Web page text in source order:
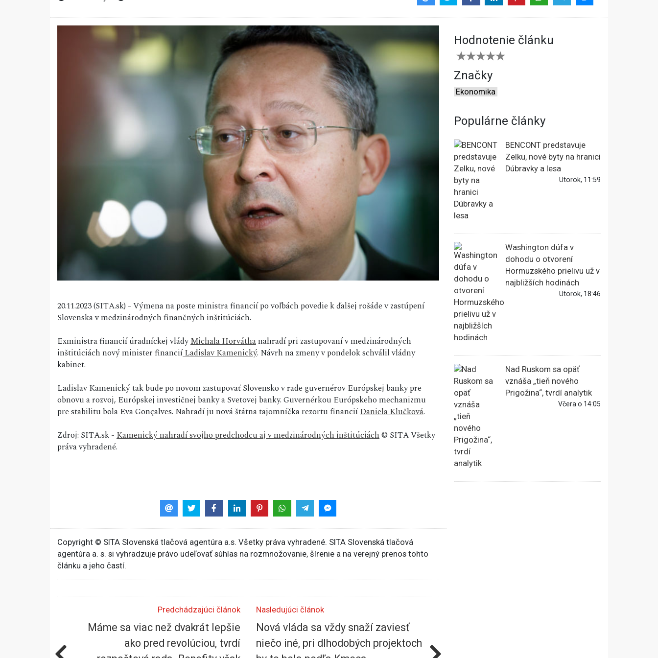
20.11.2023 (SITA.sk) - Výmena na poste ministra financií po voľbách povedie k ďalšej rošáde v zastúpení
Slovenska v medzinárodných finančných inštitúciách.
Exministra financií úradníckej vládyMichala Horváthanahradí pri zastupovaní v medzinárodných
inštitúciách nový minister financiíLadislav Kamenický. Návrh na zmeny v pondelok schválil vládny
kabinet.
Ladislav Kamenický tak bude po novom zastupovať Slovensko v rade guvernérov Európskej banky pre
obnovu a rozvoj, Európskej investičnej banky a Svetovej banky. Guvernérkou Európskeho mechanizmu
pre stabilitu bola Eva Gonçalves. Nahradí ju nová štátna tajomníčka rezortu financiíDaniela Klučková.
Zdroj: SITA.sk -Kamenický nahradí svojho predchodcu aj v medzinárodných inštitúciách© SITA Všetky
práva vyhradené.
Hodnotenie článku
Značky
Ekonomika
Populárne články
BENCONT predstavuje
Zelku, nové byty na hranici
Dúbravky a lesa
Utorok, 11:59
Washington dúfa v
dohodu o otvorení
Hormuzského prielivu už v
najbližších hodinách
Utorok, 18:46
Nad Ruskom sa opäť
vznáša „tieň nového
Prigožina“, tvrdí analytik
Včera o 14:05
Copyright © SITA Slovenská tlačová agentúra a.s. Všetky práva vyhradené. SITA Slovenská tlačová
agentúra a. s. si vyhradzuje právo udeľovať súhlas na rozmnožovanie, šírenie a na verejný prenos tohto
článku a jeho častí.
Predchádzajúci článok
Máme sa viac než dvakrát lepšie
ako pred revolúciou, tvrdí
Nasledujúci článok
Nová vláda sa vždy snaží zaviesť
niečo iné, pri dlhodobých projektoch